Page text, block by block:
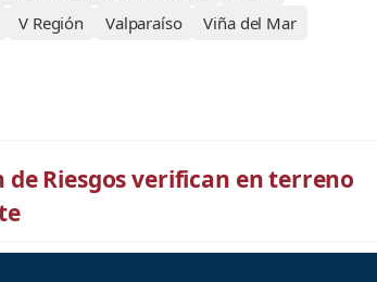
V Región Valparaíso
Viña del Mar
de Riesgos verifican en terreno